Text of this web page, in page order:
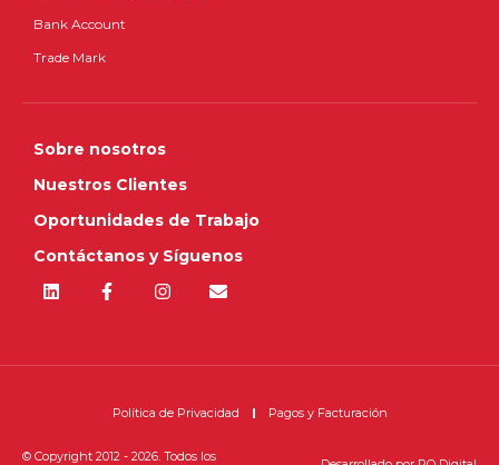
Bank Account
Trade Mark
Sobre nosotros
Nuestros Clientes
Oportunidades de Trabajo
Contáctanos y Síguenos
© Copyright 2012 - 2026. Todos los
Política de Privacidad Pagos y Facturación